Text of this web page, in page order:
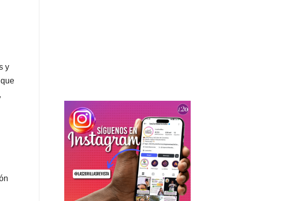
y